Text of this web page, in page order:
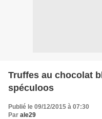
Truffes au chocolat
spéculoos
Publié le 09/12/2015 à 07:30
Par ale29